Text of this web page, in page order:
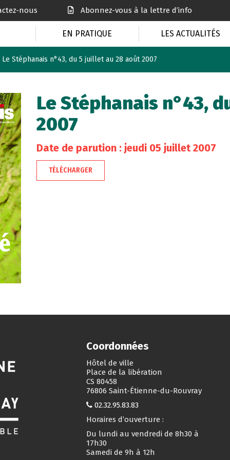
nous Abonnez-vous à la lettre d’info
EN PRATIQUE LES ACTUALITÉS
Le Stéphanais n°43, du 5 juillet au 28 août 2007
Le Stéphanais n°43,
2007
Date de parution : jeudi 05 juillet 2007
TÉLÉCHARGER
Coordonnées
Hôtel de ville
Place de la libération
CS 80458
76806 Saint-Étienne-du-Rouvray
02.32.95.83.83
Horaires d’ouverture :
Du lundi au vendredi de 8h30 à
17h30
Samedi de 9h à 12h